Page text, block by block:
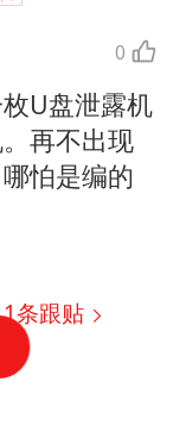
0
U盘泄露机
再不出现
怕是编的
1条跟贴